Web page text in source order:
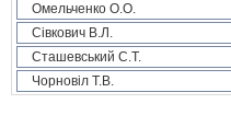
Омельченко О.О.
Сівкович В.Л.
Сташевський С.Т.
Чорновіл Т.В.